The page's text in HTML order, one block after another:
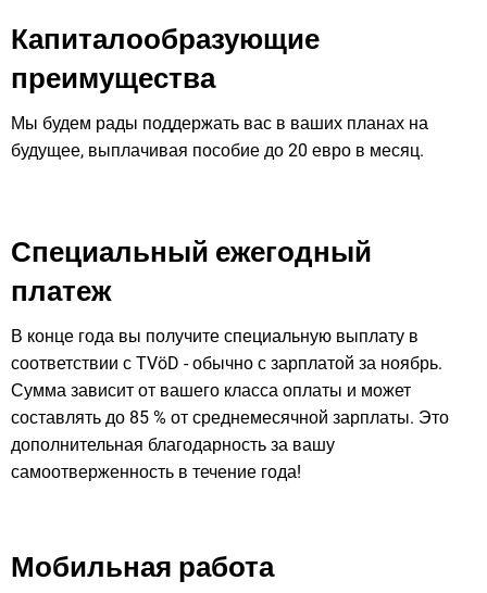
Капиталообразующие
преимущества
Мы будем рады поддержать вас в ваших планах на
будущее, выплачивая пособие до 20 евро в месяц.
Специальный ежегодный
платеж
В конце года вы получите специальную выплату в
соответствии с TVöD - обычно с зарплатой за ноябрь.
Сумма зависит от вашего класса оплаты и может
составлять до 85 % от среднемесячной зарплаты. Это
дополнительная благодарность за вашу
самоотверженность в течение года!
Мобильная работа